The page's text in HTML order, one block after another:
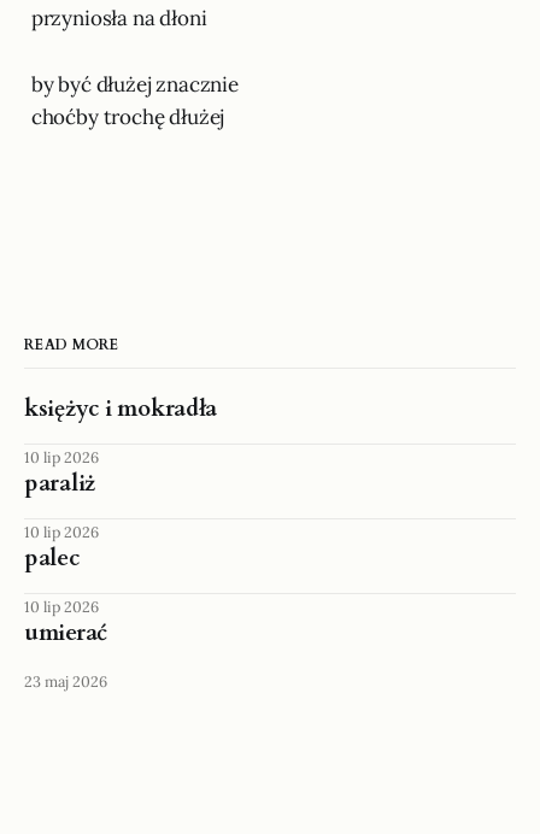
przyniosła na dłoni
by być dłużej znacznie
choćby trochę dłużej
READ MORE
księżyc i mokradła
10 lip 2026
paraliż
10 lip 2026
palec
10 lip 2026
umierać
23 maj 2026